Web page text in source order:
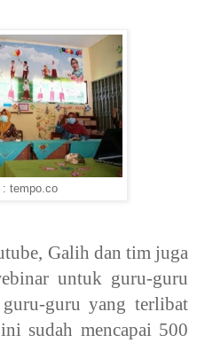
tempo.co
Galih dan tim juga
untuk guru-guru
guru yang terlibat
ini sudah mencapai 500